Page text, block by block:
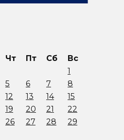
Чт Пт Сб
Вс
1
5 6 7
8
12 13 14
15
19 20 21
22
26 27 28
29